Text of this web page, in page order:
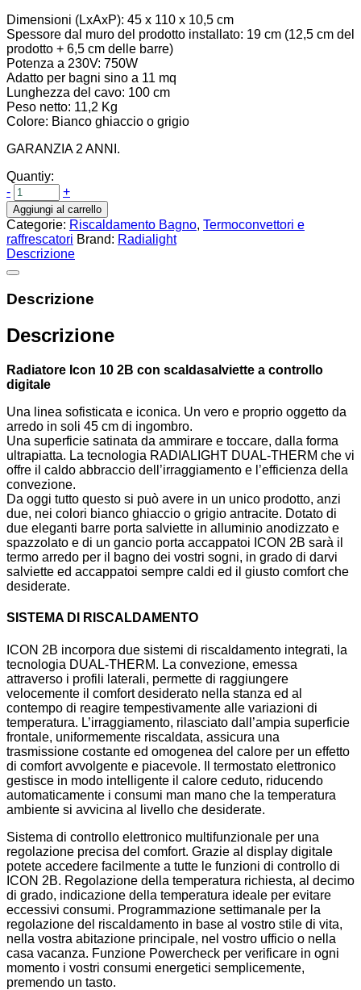
Dimensioni (LxAxP): 45 x 110 x 10,5 cm
Spessore dal muro del prodotto installato: 19 cm (12,5 cm del
prodotto + 6,5 cm delle barre)
Potenza a 230V: 750W
Adatto per bagni sino a 11 mq
Lunghezza del cavo: 100 cm
Peso netto: 11,2 Kg
Colore: Bianco ghiaccio o grigio
GARANZIA 2 ANNI.
Quantiy:
-
+
Aggiungi al carrello
Categorie: Riscaldamento Bagno, Termoconvettori e
raffrescatori Brand: Radialight
Descrizione
Descrizione
Descrizione
Radiatore Icon 10 2B con scaldasalviette a controllo
digitale
Una linea sofisticata e iconica. Un vero e proprio oggetto da
arredo in soli 45 cm di ingombro.
Una superficie satinata da ammirare e toccare, dalla forma
ultrapiatta. La tecnologia RADIALIGHT DUAL-THERM che vi
offre il caldo abbraccio dell’irraggiamento e l’efficienza della
convezione.
Da oggi tutto questo si può avere in un unico prodotto, anzi
due, nei colori bianco ghiaccio o grigio antracite. Dotato di
due eleganti barre porta salviette in alluminio anodizzato e
spazzolato e di un gancio porta accappatoi ICON 2B sarà il
termo arredo per il bagno dei vostri sogni, in grado di darvi
salviette ed accappatoi sempre caldi ed il giusto comfort che
desiderate.
SISTEMA DI RISCALDAMENTO
ICON 2B incorpora due sistemi di riscaldamento integrati, la
tecnologia DUAL-THERM. La convezione, emessa
attraverso i profili laterali, permette di raggiungere
velocemente il comfort desiderato nella stanza ed al
contempo di reagire tempestivamente alle variazioni di
temperatura. L’irraggiamento, rilasciato dall’ampia superficie
frontale, uniformemente riscaldata, assicura una
trasmissione costante ed omogenea del calore per un effetto
di comfort avvolgente e piacevole. Il termostato elettronico
gestisce in modo intelligente il calore ceduto, riducendo
automaticamente i consumi man mano che la temperatura
ambiente si avvicina al livello che desiderate.
Sistema di controllo elettronico multifunzionale per una
regolazione precisa del comfort. Grazie al display digitale
potete accedere facilmente a tutte le funzioni di controllo di
ICON 2B. Regolazione della temperatura richiesta, al decimo
di grado, indicazione della temperatura ideale per evitare
eccessivi consumi. Programmazione settimanale per la
regolazione del riscaldamento in base al vostro stile di vita,
nella vostra abitazione principale, nel vostro ufficio o nella
casa vacanza. Funzione Powercheck per verificare in ogni
momento i vostri consumi energetici semplicemente,
premendo un tasto.